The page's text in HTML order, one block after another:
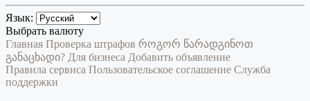
Язык:
Выбрать валюту
Главная Проверка штрафов როგორ წარადგინოთ
განაცხადი? Для бизнеса Добавить объявление
Правила сервиса Пользовательское соглашение Служба
поддержки